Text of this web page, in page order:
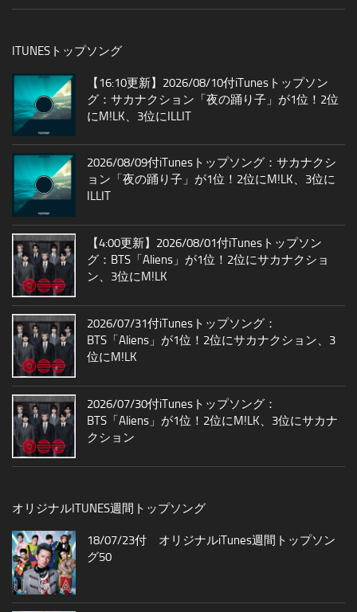
ITUNESトップソング
【16:10更新】2026/08/10付iTunesトップソン
グ：サカナクション「夜の踊り子」が1位！2位
にM!LK、3位にILLIT
2026/08/09付iTunesトップソング：サカナクシ
ョン「夜の踊り子」が1位！2位にM!LK、3位に
ILLIT
【4:00更新】2026/08/01付iTunesトップソン
グ：BTS「Aliens」が1位！2位にサカナクショ
ン、3位にM!LK
2026/07/31付iTunesトップソング：
BTS「Aliens」が1位！2位にサカナクション、3
位にM!LK
2026/07/30付iTunesトップソング：
BTS「Aliens」が1位！2位にM!LK、3位にサカナ
クション
オリジナルITUNES週間トップソング
18/07/23付 オリジナルiTunes週間トップソン
グ50